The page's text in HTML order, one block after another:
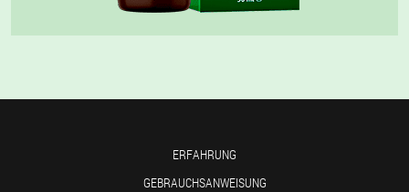
ERFAHRUNG
GEBRAUCHSANWEISUNG